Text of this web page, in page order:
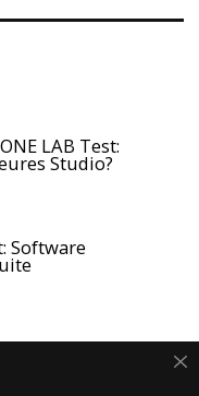
LAB Test:
Studio?
Software
Test: